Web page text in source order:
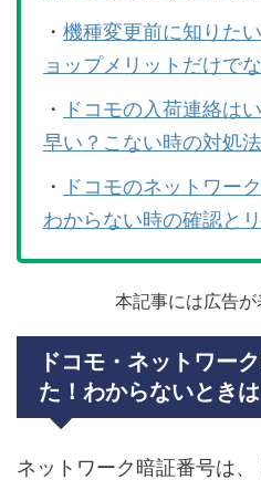
・ 機種変更前に知りた
ョップメリットだけで
・
ドコモの入荷連絡は
早い？こない時の対処
・
ドコモのネットワー
わからない時の確認と
本記事には広告が
ドコモ・ネットワー
た！わからないときは
ネットワーク暗証番号は